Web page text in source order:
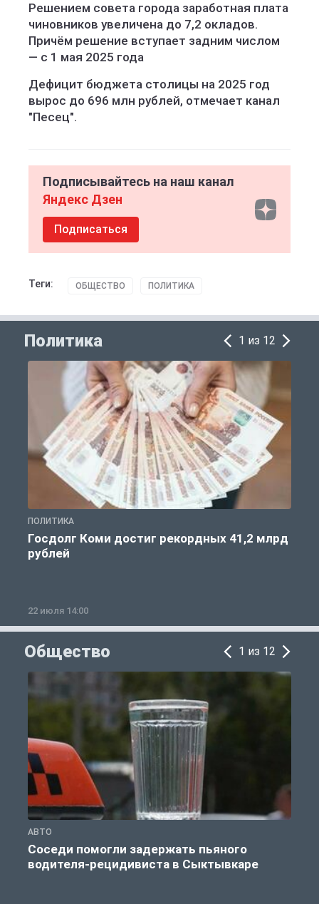
Решением совета города заработная плата
чиновников увеличена до 7,2 окладов.
Причём решение вступает задним числом
— с 1 мая 2025 года
Дефицит бюджета столицы на 2025 год
вырос до 696 млн рублей, отмечает канал
"Песец".
Подписывайтесь на наш канал
Яндекс Дзен
Подписаться
Теги: ОБЩЕСТВО ПОЛИТИКА
Политика 1 из 12
ПОЛИТИКА
Госдолг Коми достиг рекордных 41,2 млрд
рублей
22 июля 14:00
Общество 1 из 12
АВТО
Соседи помогли задержать пьяного
водителя-рецидивиста в Сыктывкаре